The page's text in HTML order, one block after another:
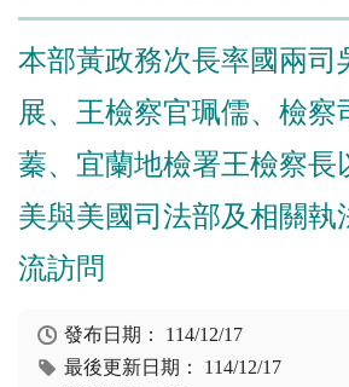
本部黃政務次長率國兩司
展、王檢察官珮儒、檢察
蓁、宜蘭地檢署王檢察長
美與美國司法部及相關執
流訪問
發布日期： 114/12/17
最後更新日期： 114/12/17